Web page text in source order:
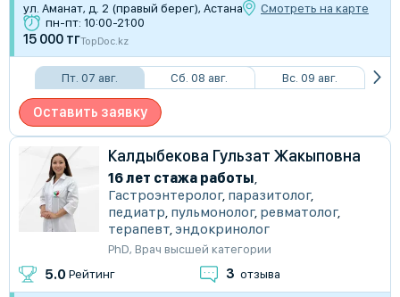
ул. Аманат, д. 2 (правый берег), Астана
Смотреть на карте
пн-пт: 10:00-21:00
15 000 тгTopDoc.kz
Пт. 07 авг. Сб. 08 авг. Вс. 09 авг.
Оставить заявку
Калдыбекова Гульзат Жакыповна
16 лет стажа работы,
Гастроэнтеролог, паразитолог,
педиатр, пульмонолог, ревматолог,
терапевт, эндокринолог
PhD, Врач высшей категории
5.0 Рейтинг 3 отзыва